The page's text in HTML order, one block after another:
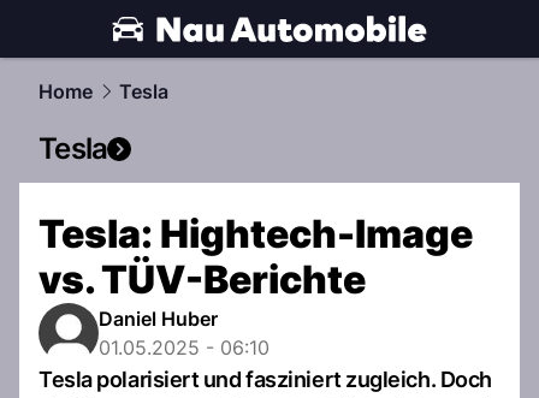
automobile.NAU.ch
Home Tesla
Tesla
Tesla: Hightech-Image
vs. TÜV-Berichte
Daniel Huber
01.05.2025 - 06:10
Tesla polarisiert und fasziniert zugleich. Doch